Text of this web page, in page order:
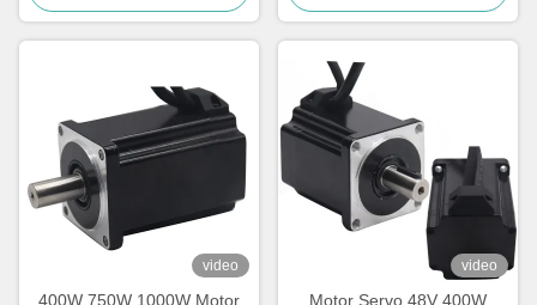
video
400W 750W 1000W Motor
video
Motor Servo 48V 400W